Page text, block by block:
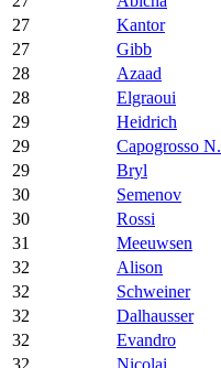
27
Kantor
27
Gibb
28
Azaad
28
Elgraoui
29
Heidrich
29
Capogrosso N.
29
Bryl
30
Semenov
30
Rossi
31
Meeuwsen
32
Alison
32
Schweiner
32
Dalhausser
32
Evandro
32
Nicolai